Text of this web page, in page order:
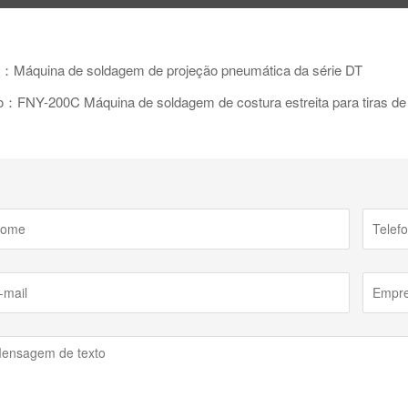
Máquina de soldagem de projeção pneumática da série DT
FNY-200C Máquina de soldagem de costura estreita para tiras